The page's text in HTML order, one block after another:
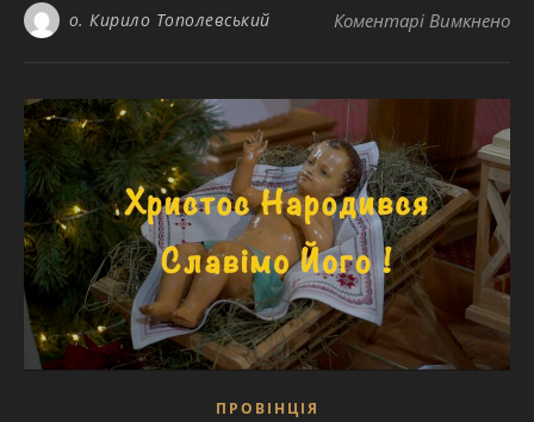
о. Кирило Тополевський Коментарі Вимкненодо
ПРОВІНЦІЯ